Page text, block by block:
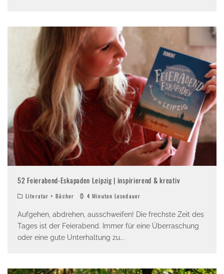
52 Feierabend-Eskapaden Leipzig | inspirierend & kreativ
Literatur + Bücher 4 Minuten Lesedauer
Aufgehen, abdrehen, ausschweifen! Die frechste Zeit des
Tages ist der Feierabend. Immer für eine Überraschung
oder eine gute Unterhaltung zu...